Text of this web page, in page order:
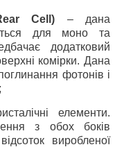
Cell) – дана
для моно та
додатковий
комірки. Дана
фотонів і
елементи.
з обох боків
виробленої